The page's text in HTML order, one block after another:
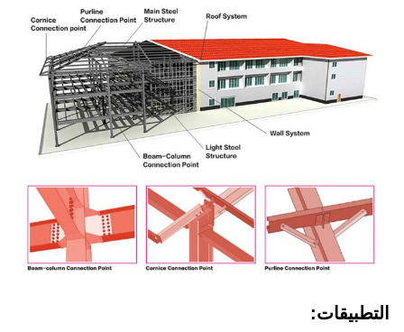
التطبيقات: